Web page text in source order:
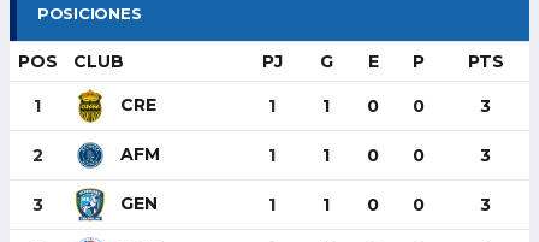
POSICIONES
POS CLUB PJ G E P PTS
1 CRE 1 1 0 0 3
2 AFM 1 1 0 0 3
3 GEN 1 1 0 0 3